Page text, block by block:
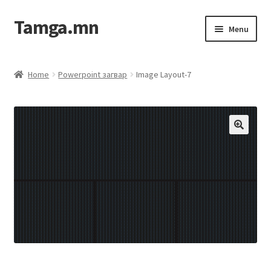
Tamga.mn Menu
Гэрээний загвар
Ажил гүйцэтгэх гэрээ
Дотоод журмын багц
Журмууд​
Home Powerpoint загвар Image Layout-7